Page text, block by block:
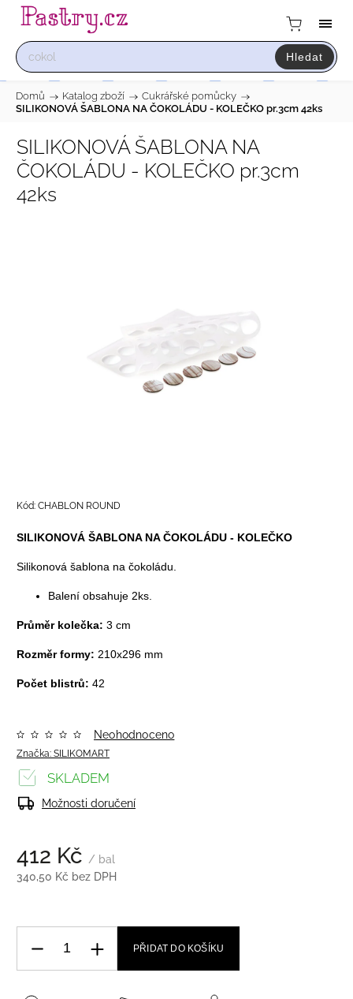
Hledat
Domů / Katalog zboží / Cukrářské pomůcky /
SILIKONOVÁ ŠABLONA NA ČOKOLÁDU - KOLEČKO pr.3cm 42ks
SILIKONOVÁ ŠABLONA NA
ČOKOLÁDU - KOLEČKO pr.3cm
42ks
Kód: CHABLON ROUND
SILIKONOVÁ ŠABLONA NA ČOKOLÁDU - KOLEČKO
Silikonová šablona na čokoládu.
Balení obsahuje 2ks.
Průměr kolečka: 3 cm
Rozměr formy: 210x296 mm
Počet blistrů: 42
Značka: SILIKOMART
Neohodnoceno
412 Kč / bal
340,50 Kč bez DPH
SKLADEM
Možnosti doručení
PŘIDAT DO KOŠÍKU